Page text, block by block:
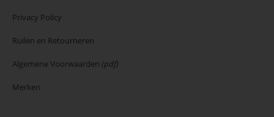
Privacy Policy
Ruilen en Retourneren
Algemene Voorwaarden (pdf)
Merken